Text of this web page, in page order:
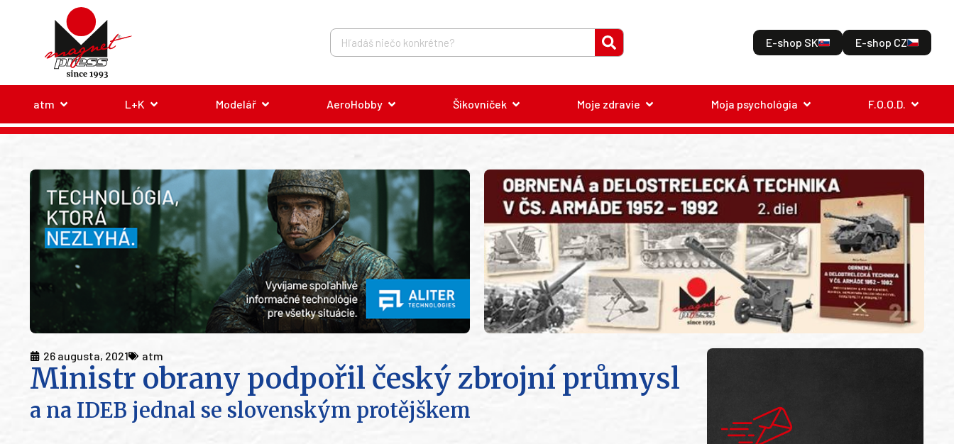
E-shop SK E-shop CZ
atm L+K Modelář AeroHobby Šikovníček Moje zdravie Moja psychológia F.O.O.D.
26 augusta, 2021 atm
Ministr obrany podpořil český zbrojní průmysl
a na IDEB jednal se slovenským protějškem